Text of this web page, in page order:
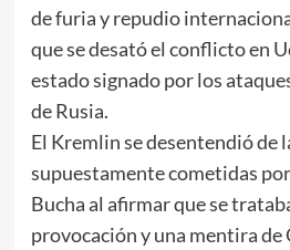
de furia y repudio
que se desató el conflicto en
estado signado por los
de Rusia.
El Kremlin se desentendió de
supuestamente cometidas
Bucha al afirmar que se
provocación y una mentira de